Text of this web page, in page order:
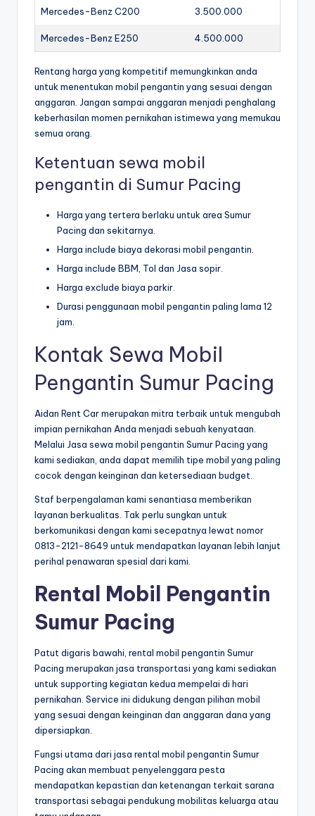
Mercedes-Benz C200 3.500.000
Mercedes-Benz E250 4.500.000
Rentang harga yang kompetitif memungkinkan anda
untuk menentukan mobil pengantin yang sesuai dengan
anggaran. Jangan sampai anggaran menjadi penghalang
keberhasilan momen pernikahan istimewa yang memukau
semua orang.
Ketentuan sewa mobil
pengantin di Sumur Pacing
Harga yang tertera berlaku untuk area Sumur
Pacing dan sekitarnya.
Harga include biaya dekorasi mobil pengantin.
Harga include BBM, Tol dan Jasa sopir.
Harga exclude biaya parkir.
Durasi penggunaan mobil pengantin paling lama 12
jam.
Kontak Sewa Mobil
Pengantin Sumur Pacing
Aidan Rent Car merupakan mitra terbaik untuk mengubah
impian pernikahan Anda menjadi sebuah kenyataan.
Melalui Jasa sewa mobil pengantin Sumur Pacing yang
kami sediakan, anda dapat memilih tipe mobil yang paling
cocok dengan keinginan dan ketersediaan budget.
Staf berpengalaman kami senantiasa memberikan
layanan berkualitas. Tak perlu sungkan untuk
berkomunikasi dengan kami secepatnya lewat nomor
0813-2121-8649 untuk mendapatkan layanan lebih lanjut
perihal penawaran spesial dari kami.
Rental Mobil Pengantin
Sumur Pacing
Patut digaris bawahi, rental mobil pengantin Sumur
Pacing merupakan jasa transportasi yang kami sediakan
untuk supporting kegiatan kedua mempelai di hari
pernikahan. Service ini didukung dengan pilihan mobil
yang sesuai dengan keinginan dan anggaran dana yang
dipersiapkan.
Fungsi utama dari jasa rental mobil pengantin Sumur
Pacing akan membuat penyelenggara pesta
mendapatkan kepastian dan ketenangan terkait sarana
transportasi sebagai pendukung mobilitas keluarga atau